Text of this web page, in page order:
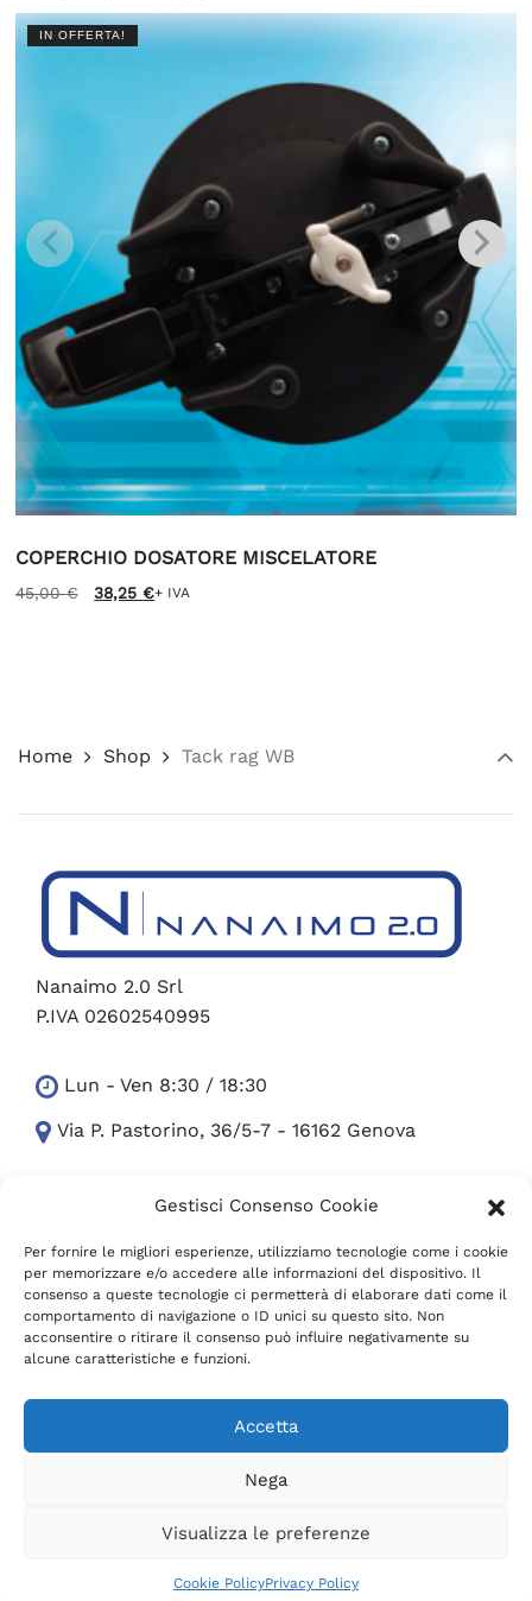
Gestisci Consenso Cookie
Per fornire le migliori esperienze, utilizziamo tecnologie come i cookie
per memorizzare e/o accedere alle informazioni del dispositivo. Il
consenso a queste tecnologie ci permetterà di elaborare dati come il
comportamento di navigazione o ID unici su questo sito. Non
acconsentire o ritirare il consenso può influire negativamente su
alcune caratteristiche e funzioni.
Accetta
Nega
Visualizza le preferenze
Cookie PolicyPrivacy Policy
IN OFFERTA!
COPERCHIO DOSATORE MISCELATORE
45,00€
Il
38,25€
Il
+ IVA
Home Shop Tack rag WB
Nanaimo 2.0 Srl
P.IVA 02602540995
Lun - Ven 8:30 / 18:30
Via P. Pastorino, 36/5-7 - 16162 Genova
351-5652754
Ufficio +39 010 300.24.07
info (at) nanaimo.it
facebookfacebookfacebookinstagramyoutube